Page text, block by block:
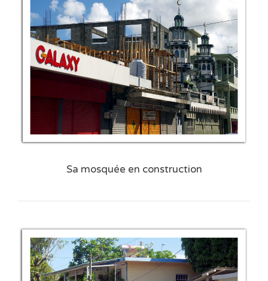
Sa mosquée en construction